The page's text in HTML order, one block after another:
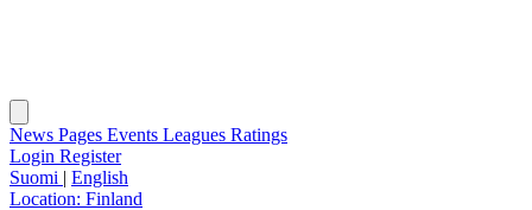
News Pages Events Leagues Ratings
Login Register
Suomi | English
Location: Finland